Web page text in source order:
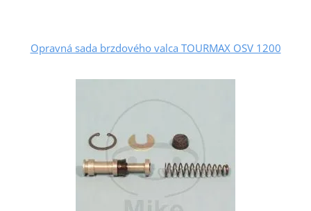
Opravná sada brzdového valca TOURMAX OSV 1200